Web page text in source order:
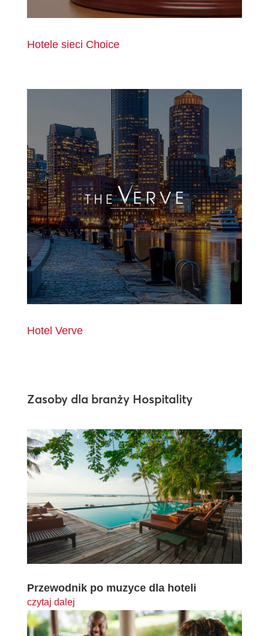
Hotele sieci Choice
Hotel Verve
Zasoby dla branży Hospitality
Przewodnik po muzyce dla hoteli
czytaj dalej